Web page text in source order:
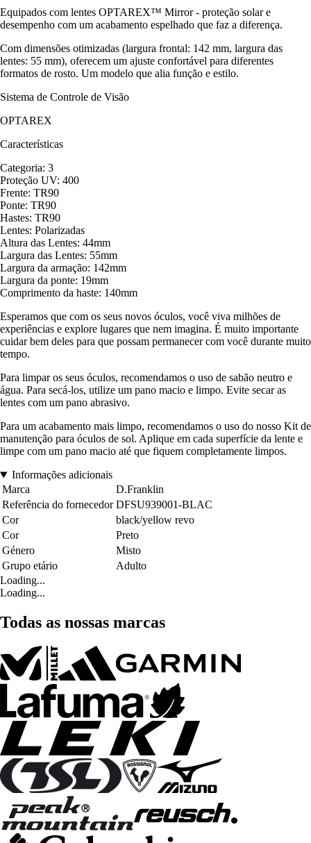
Equipados com lentes OPTAREX™ Mirror - proteção solar e
desempenho com um acabamento espelhado que faz a diferença.
Com dimensões otimizadas (largura frontal: 142 mm, largura das
lentes: 55 mm), oferecem um ajuste confortável para diferentes
formatos de rosto. Um modelo que alia função e estilo.
Sistema de Controle de Visão
OPTAREX
Características
Categoria: 3
Proteção UV: 400
Frente: TR90
Ponte: TR90
Hastes: TR90
Lentes: Polarizadas
Altura das Lentes: 44mm
Largura das Lentes: 55mm
Largura da armação: 142mm
Largura da ponte: 19mm
Comprimento da haste: 140mm
Esperamos que com os seus novos óculos, você viva milhões de
experiências e explore lugares que nem imagina. É muito importante
cuidar bem deles para que possam permanecer com você durante muito
tempo.
Para limpar os seus óculos, recomendamos o uso de sabão neutro e
água. Para secá-los, utilize um pano macio e limpo. Evite secar as
lentes com um pano abrasivo.
Para um acabamento mais limpo, recomendamos o uso do nosso Kit de
manutenção para óculos de sol. Aplique em cada superfície da lente e
limpe com um pano macio até que fiquem completamente limpos.
Informações adicionais
Marca
D.Franklin
Referência do fornecedor DFSU939001-BLAC
Cor
black/yellow revo
Cor
Preto
Género
Misto
Grupo etário
Adulto
Loading...
Loading...
Todas as nossas marcas